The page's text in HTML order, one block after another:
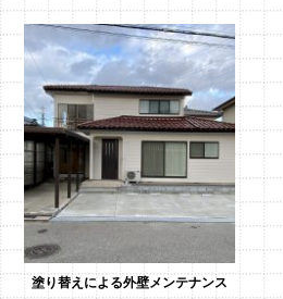
塗り替えによる外壁メンテナンス